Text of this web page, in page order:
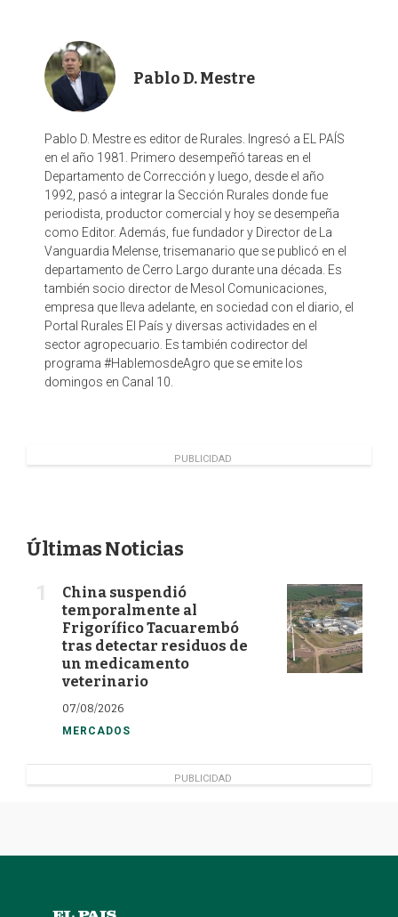
n
Pablo D. Mestre
Pablo D. Mestre es editor de Rurales. Ingresó a EL PAÍS
en el año 1981. Primero desempeñó tareas en el
Departamento de Corrección y luego, desde el año
1992, pasó a integrar la Sección Rurales donde fue
periodista, productor comercial y hoy se desempeña
como Editor. Además, fue fundador y Director de La
Vanguardia Melense, trisemanario que se publicó en el
departamento de Cerro Largo durante una década. Es
también socio director de Mesol Comunicaciones,
empresa que lleva adelante, en sociedad con el diario, el
Portal Rurales El País y diversas actividades en el
sector agropecuario. Es también codirector del
programa #HablemosdeAgro que se emite los
domingos en Canal 10.
PUBLICIDAD
Últimas Noticias
China suspendió
temporalmente al
Frigorífico Tacuarembó
tras detectar residuos de
un medicamento
veterinario
07/08/2026
MERCADOS
PUBLICIDAD